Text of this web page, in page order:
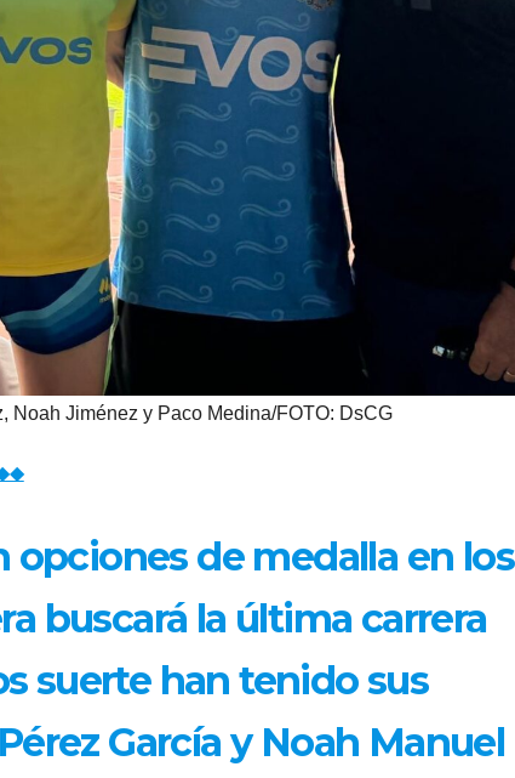
Noah Jiménez y Paco Medina/FOTO: DsCG
opciones de medalla en los
buscará la última carrera
suerte han tenido sus
García y Noah Manuel